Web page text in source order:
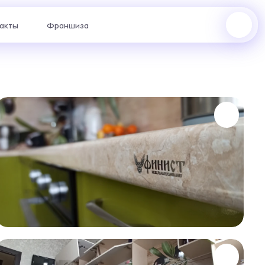
Франшиза
ул. Космонавтов, 13а : +7 (969) 999-24-14
с